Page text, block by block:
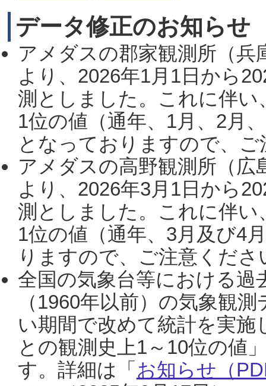
データ修正のお知らせ
アメダスの郡家観測所（
より、2026年1月1日から
測としました。これに伴い
1位の値（通年、1月、2月
となっておりますので、
アメダスの高野観測所（
より、2026年3月1日から
測としました。これに伴い
1位の値（通年、3月及び4
りますので、ご注意くだ
全国の気象台等における過
（1960年以前）の気象観
い期間で改めて統計を実
との観測史上1～10位の値
す。詳細は「 お知らせ（